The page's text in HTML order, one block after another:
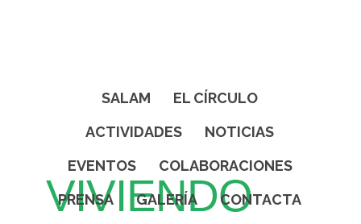
SALAM
EL CÍRCULO
ACTIVIDADES
NOTICIAS
EVENTOS
COLABORACIONES
PRENSA
GALERÍA
CONTACTA
VIVIENDO